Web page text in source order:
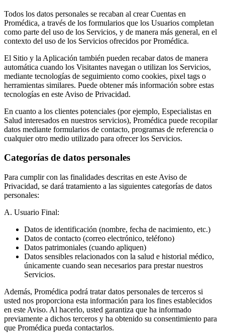
Todos los datos personales se recaban al crear Cuentas en
Promédica, a través de los formularios que los Usuarios completan
como parte del uso de los Servicios, y de manera más general, en el
contexto del uso de los Servicios ofrecidos por Promédica.
El Sitio y la Aplicación también pueden recabar datos de manera
automática cuando los Visitantes navegan o utilizan los Servicios,
mediante tecnologías de seguimiento como cookies, pixel tags o
herramientas similares. Puede obtener más información sobre estas
tecnologías en este Aviso de Privacidad.
En cuanto a los clientes potenciales (por ejemplo, Especialistas en
Salud interesados en nuestros servicios), Promédica puede recopilar
datos mediante formularios de contacto, programas de referencia o
cualquier otro medio utilizado para ofrecer los Servicios.
Categorías de datos personales
Para cumplir con las finalidades descritas en este Aviso de
Privacidad, se dará tratamiento a las siguientes categorías de datos
personales:
A. Usuario Final:
Datos de identificación (nombre, fecha de nacimiento, etc.)
Datos de contacto (correo electrónico, teléfono)
Datos patrimoniales (cuando apliquen)
Datos sensibles relacionados con la salud e historial médico,
únicamente cuando sean necesarios para prestar nuestros
Servicios.
Además, Promédica podrá tratar datos personales de terceros si
usted nos proporciona esta información para los fines establecidos
en este Aviso. Al hacerlo, usted garantiza que ha informado
previamente a dichos terceros y ha obtenido su consentimiento para
que Promédica pueda contactarlos.